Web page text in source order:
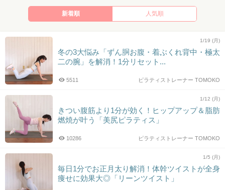
新着順 人気順
1/19 (月)
冬の3大悩み「ずん胴お腹・着ぶくれ背中・極太
二の腕」を解消！1分リセット...
ピラティストレーナー TOMOKO
5511
1/12 (月)
きつい腹筋より1分が効く！ヒップアップ＆脂肪
燃焼が叶う「美尻ピラティス」
ピラティストレーナー TOMOKO
10286
1/5 (月)
毎日1分でお正月太り解消！体幹ツイストが全身
痩せに効果大◎「リーンツイスト」